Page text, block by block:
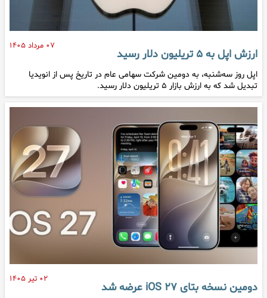
۰۷ مرداد ۱۴۰۵
ارزش اپل به ۵ تریلیون دلار رسید
اپل روز سه‌شنبه، به دومین شرکت سهامی عام در تاریخ پس از انویدیا
تبدیل شد که به ارزش بازار ۵ تریلیون دلار رسید.
۰۲ تیر ۱۴۰۵
دومین نسخه بتای iOS ۲۷ عرضه شد